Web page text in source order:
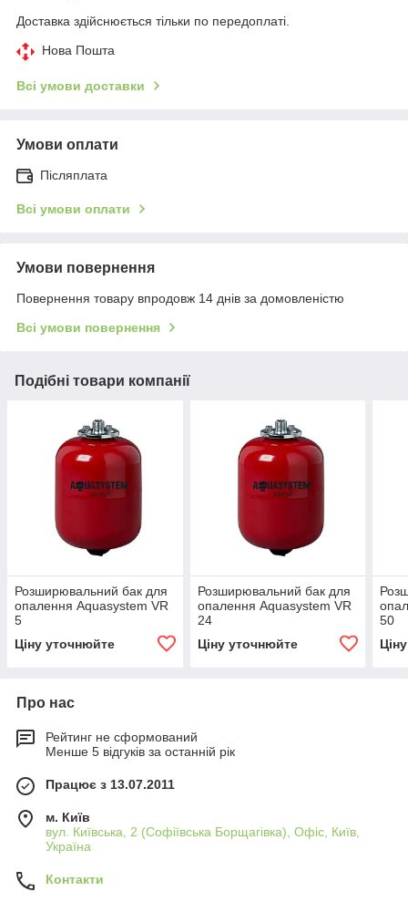
Доставка здійснюється тільки по передоплаті.
Нова Пошта
Всі умови доставки
Умови оплати
Післяплата
Всі умови оплати
Умови повернення
Повернення товару впродовж 14 днів за домовленістю
Всі умови повернення
Подібні товари компанії
Розширювальний бак для
опалення Aquasystem VR
5
Ціну уточнюйте
Розширювальний бак для
опалення Aquasystem VR
24
Ціну уточнюйте
50
Про нас
Рейтинг не сформований
Менше 5 відгуків за останній рік
Працює з 13.07.2011
м. Київ
вул. Київська, 2 (Софіївська Борщагівка), Офіс, Київ,
Україна
Контакти